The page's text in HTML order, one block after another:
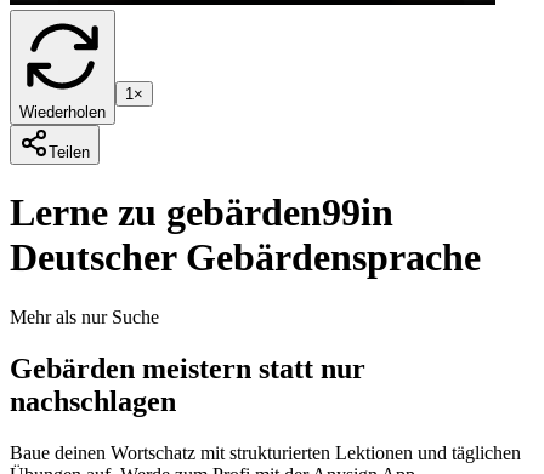
Wiederholen
1×
Teilen
Lerne zu gebärden99in
Deutscher Gebärdensprache
Mehr als nur Suche
Gebärden meistern statt nur
nachschlagen
Baue deinen Wortschatz mit strukturierten Lektionen und täglichen